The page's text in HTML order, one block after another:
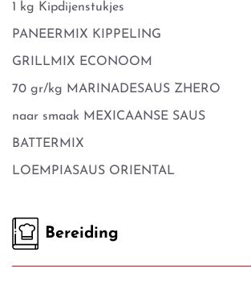
1 kg Kipdijenstukjes
PANEERMIX KIPPELING
GRILLMIX ECONOOM
70 gr/kg MARINADESAUS ZHERO
naar smaak MEXICAANSE SAUS
BATTERMIX
LOEMPIASAUS ORIENTAL
Bereiding